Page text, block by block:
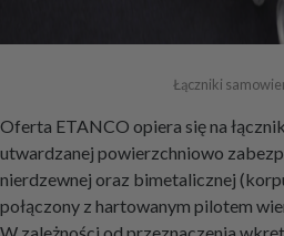
Łączniki
Oferta ETANCO opiera się na
utwardzanej powierzchniowo
nierdzewnej oraz bimetalicznej
połączony z hartowanym pilotem